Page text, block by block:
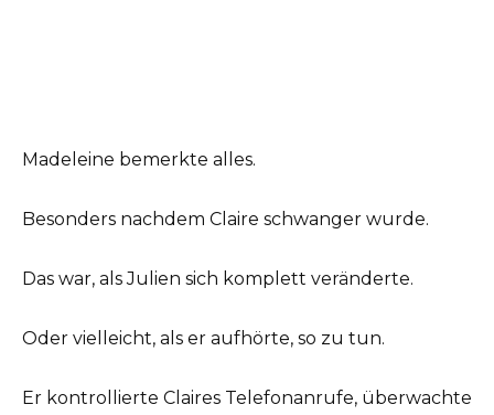
Madeleine bemerkte alles.
Besonders nachdem Claire schwanger wurde.
Das war, als Julien sich komplett veränderte.
Oder vielleicht, als er aufhörte, so zu tun.
Er kontrollierte Claires Telefonanrufe, überwachte